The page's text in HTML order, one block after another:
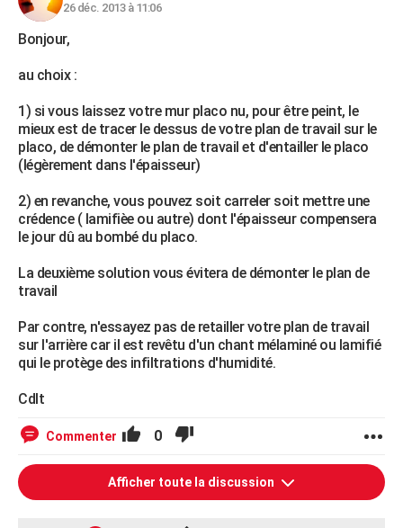
26 déc. 2013 à 11:06
Bonjour,
au choix :
1) si vous laissez votre mur placo nu, pour être peint, le
mieux est de tracer le dessus de votre plan de travail sur le
placo, de démonter le plan de travail et d'entailler le placo
(légèrement dans l'épaisseur)
2) en revanche, vous pouvez soit carreler soit mettre une
crédence ( lamifièe ou autre) dont l'épaisseur compensera
le jour dû au bombé du placo.
La deuxième solution vous évitera de démonter le plan de
travail
Par contre, n'essayez pas de retailler votre plan de travail
sur l'arrière car il est revêtu d'un chant mélaminé ou lamifié
qui le protège des infiltrations d'humidité.
Cdlt
Commenter 0
Afficher toute la discussion